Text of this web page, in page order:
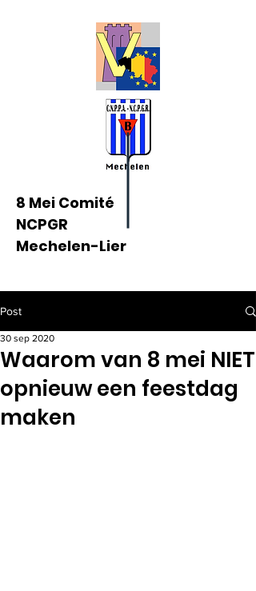
8 Mei Comité
NCPGR
Mechelen-Lier
Post
Waarom van 8 mei NIET
opnieuw een feestdag
maken
30 sep 2020